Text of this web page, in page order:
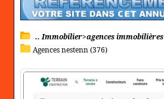
.. Immobilier>agences immobilières
Agences nestenn (376)